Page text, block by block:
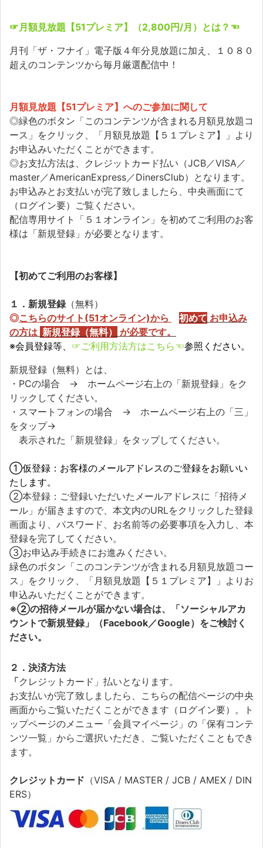
☞月額見放題【51プレミア】（2,800円/月）とは？☜
月刊「ザ・フナイ」電子版４年分見放題に加え、１０８０
超えのコンテンツから毎月厳選配信中！
月額見放題【51プレミア】へのご参加に関して
◎緑色のボタン「このコンテンツが含まれる月額見放題コ
ース」をクリック、「月額見放題【５１プレミア】」より
お申込みいただくことができます。
◎お支払方法は、クレジットカード払い（JCB／VISA／
master／AmericanExpress／DinersClub）となります。
お申込みとお支払いが完了致しましたら、中央画面にて
（ログイン要）ご覧ください。
配信専用サイト「５１オンライン」を初めてご利用のお客
様は「新規登録」が必要となります。
【初めてご利用のお客様】
１．新規登録（無料）
◎こちらのサイト(51オンライン)から 初めて お申込み
の方は 新規登録（無料）
が必要です。
※会員登録等、 ☞ご利用方法方はこちら☜参照ください。
新規登録（無料）とは、
・PCの場合 → ホームページ右上の「新規登録」をク
リックしてください。
・スマートフォンの場合 → ホームページ右上の「三」
をタップ→
表示された「新規登録」をタップしてください。
①仮登録：お客様のメールアドレスのご登録をお願いい
たします。
②本登録：ご登録いただいたメールアドレスに「招待メ
ール」が届きますので、本文内のURLをクリックした登録
画面より、パスワード、お名前等の必要事項を入力し、本
登録を完了してください。
③お申込み手続きにお進みください。
緑色のボタン「このコンテンツが含まれる月額見放題コー
ス」をクリック、「月額見放題【５１プレミア】」よりお
申込みいただくことができます。
※②の招待メールが届かない場合は、「ソーシャルアカ
ウントで新規登録」（Facebook／Google）をご検討く
ださい。
２．決済方法
「クレジットカード」払いとなります。
お支払いが完了致しましたら、こちらの配信ページの中央
画面からご覧いただくことができます（ログイン要）。ト
ップページのメニュー「会員マイページ」の「保有コンテ
ンツ一覧」からご選択いただき、ご覧いただくこともでき
ます。
クレジットカード （VISA / MASTER / JCB / AMEX / DIN
ERS）